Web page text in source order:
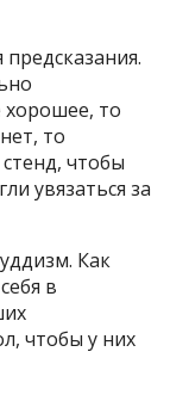
хорошее, то
то
чтобы
увязаться за
Как
в
чтобы у них